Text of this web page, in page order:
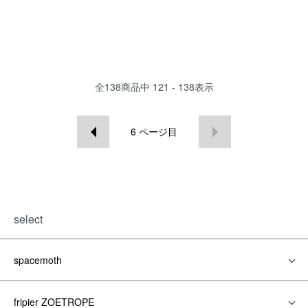
全138商品中 121 - 138表示
6 ページ目
select
spacemoth
fripier ZOETROPE